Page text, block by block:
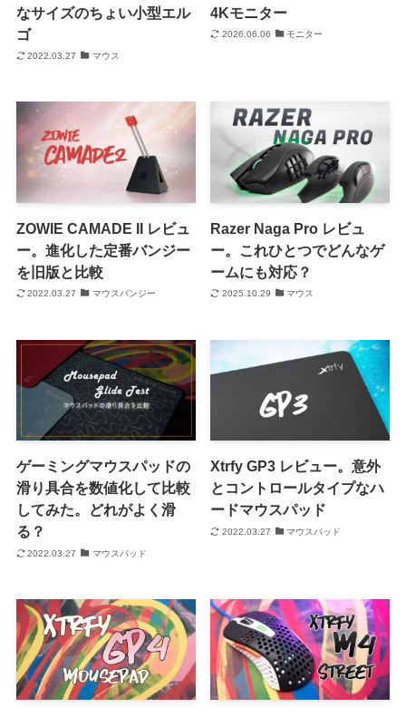
なサイズのちょい小型エル
ゴ
2022.03.27 マウス
4Kモニター
2026.06.06 モニター
ZOWIE CAMADE II レビュ
ー。進化した定番バンジー
を旧版と比較
2022.03.27 マウスバンジー
Razer Naga Pro レビュ
ー。これひとつでどんなゲ
ームにも対応？
2025.10.29 マウス
ゲーミングマウスパッドの
滑り具合を数値化して比較
してみた。どれがよく滑
る？
2022.03.27 マウスパッド
Xtrfy GP3 レビュー。意外
とコントロールタイプなハ
ードマウスパッド
2022.03.27 マウスパッド